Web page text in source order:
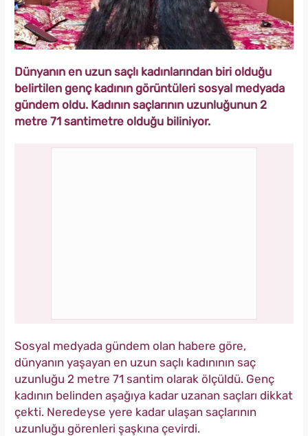
Dünyanın en uzun saçlı kadınlarından biri olduğu
belirtilen genç kadının görüntüleri sosyal medyada
gündem oldu. Kadının saçlarının uzunluğunun 2
metre 71 santimetre olduğu biliniyor.
Sosyal medyada gündem olan habere göre,
dünyanın yaşayan en uzun saçlı kadınının saç
uzunluğu 2 metre 71 santim olarak ölçüldü. Genç
kadının belinden aşağıya kadar uzanan saçları dikkat
çekti. Neredeyse yere kadar ulaşan saçlarının
uzunluğu görenleri şaşkına çevirdi.